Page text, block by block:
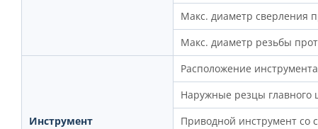
Макс. диаметр сверления
Макс. диаметр резьбы
Инструмент
Расположение
Наружные резцы главного
Приводной инструмент со